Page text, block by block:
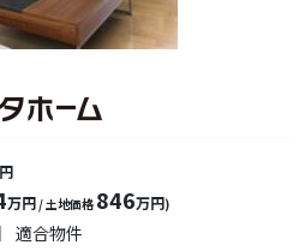
万円 / 土地価格 846万円)
適合物件